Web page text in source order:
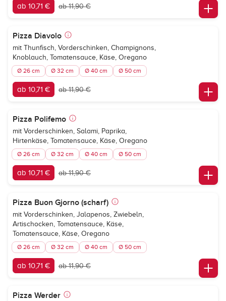
ab 10,71 € ab 11,90 €
Pizza Diavolo
mit Thunfisch, Vorderschinken, Champignons,
Knoblauch, Tomatensauce, Käse, Oregano
Ø 26 cm Ø 32 cm Ø 40 cm Ø 50 cm
ab 10,71 € ab 11,90 €
Pizza Polifemo
mit Vorderschinken, Salami, Paprika,
Hirtenkäse, Tomatensauce, Käse, Oregano
Ø 26 cm Ø 32 cm Ø 40 cm Ø 50 cm
ab 10,71 € ab 11,90 €
Pizza Buon Gjorno (scharf)
mit Vorderschinken, Jalapenos, Zwiebeln,
Artischocken, Tomatensauce, Käse,
Tomatensauce, Käse, Oregano
Ø 26 cm Ø 32 cm Ø 40 cm Ø 50 cm
ab 10,71 € ab 11,90 €
Pizza Werder